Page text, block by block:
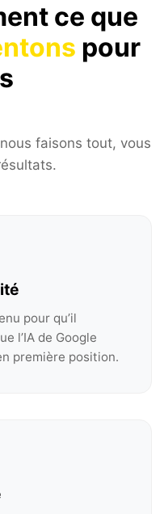
ce que
pour
faisons tout, vous
pour qu’il
l’IA de Google
première position.